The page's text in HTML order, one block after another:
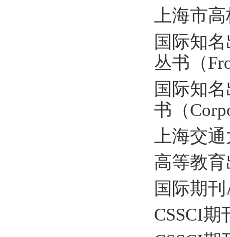
上海市
国际知
丛书（
国际知
书（
上海交
高等教
国际期刊
CSSCI